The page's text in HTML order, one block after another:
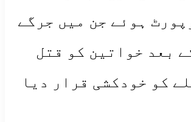
ہوئے جن میں جرگے
بعد خواتین کو قتل
کو خودکشی قرار دیا